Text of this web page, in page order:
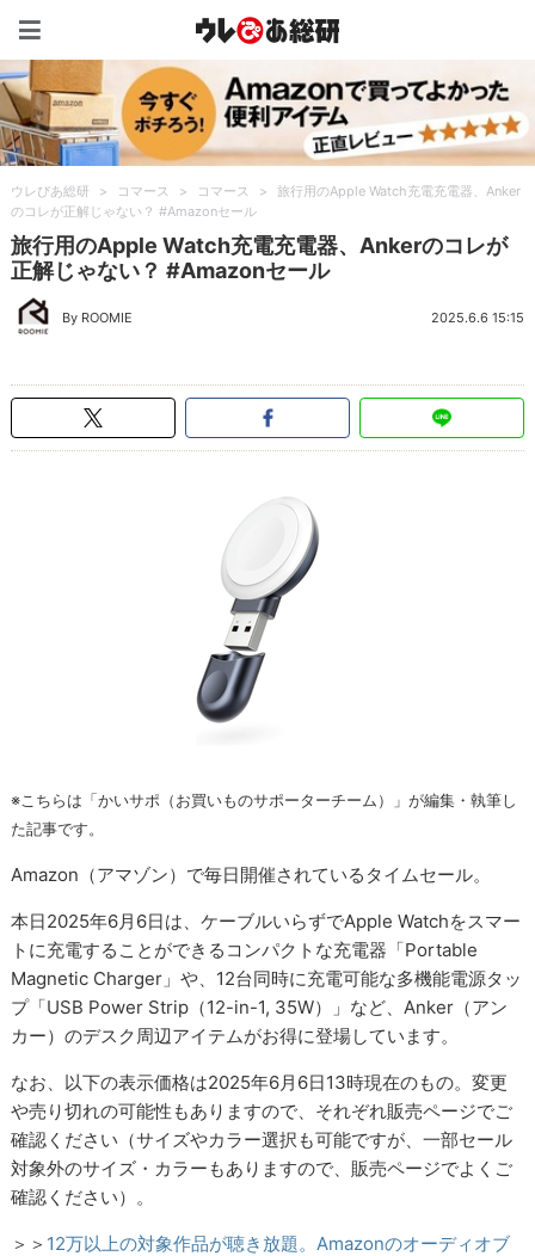
ウレぴあ総研 > コマース > コマース >
旅行用のApple Watch充電充電器、Anker
のコレが正解じゃない？ #Amazonセール
旅行用のApple Watch充電充電器、Ankerのコレが
正解じゃない？ #Amazonセール
By ROOMIE 2025.6.6 15:15
※こちらは「かいサポ（お買いものサポーターチーム）」が編集・執筆し
た記事です。
Amazon（アマゾン）で毎日開催されているタイムセール。
本日2025年6月6日は、ケーブルいらずでApple Watchをスマー
トに充電することができるコンパクトな充電器「Portable
Magnetic Charger」や、12台同時に充電可能な多機能電源タッ
プ「USB Power Strip（12-in-1, 35W）」など、Anker（アン
カー）のデスク周辺アイテムがお得に登場しています。
なお、以下の表示価格は2025年6月6日13時現在のもの。変更
や売り切れの可能性もありますので、それぞれ販売ページでご
確認ください（サイズやカラー選択も可能ですが、一部セール
対象外のサイズ・カラーもありますので、販売ページでよくご
確認ください）。
＞＞ 12万以上の対象作品が聴き放題。Amazonのオーディオブ